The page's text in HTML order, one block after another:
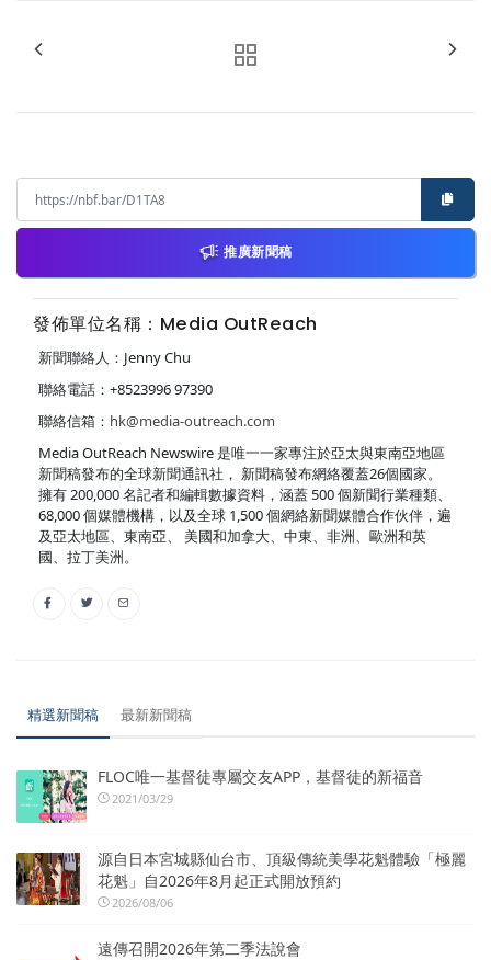
推廣新聞稿
發佈單位名稱：Media OutReach
新聞聯絡人：Jenny Chu
聯絡電話：+8523996 97390
聯絡信箱： hk@media-outreach.com
Media OutReach Newswire 是唯一一家專注於亞太與東南亞地區
新聞稿發布的全球新聞通訊社， 新聞稿發布網絡覆蓋26個國家。
擁有 200,000 名記者和編輯數據資料，涵蓋 500 個新聞行業種類、
68,000 個媒體機構，以及全球 1,500 個網絡新聞媒體合作伙伴，遍
及亞太地區、東南亞、 美國和加拿大、中東、非洲、歐洲和英
國、拉丁美洲。
精選新聞稿 最新新聞稿
FLOC唯一基督徒專屬交友APP，基督徒的新福音
2021/03/29
源自日本宮城縣仙台市、頂級傳統美學花魁體驗「極麗
花魁」自2026年8月起正式開放預約
2026/08/06
遠傳召開2026年第二季法說會